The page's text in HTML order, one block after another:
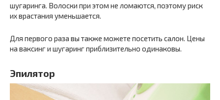
шугаринга. Волоски при этом не ломаются, поэтому риск
их врастания уменьшается.
Для первого раза вы также можете посетить салон. Цены
на ваксинг и шугаринг приблизительно одинаковы.
Эпилятор